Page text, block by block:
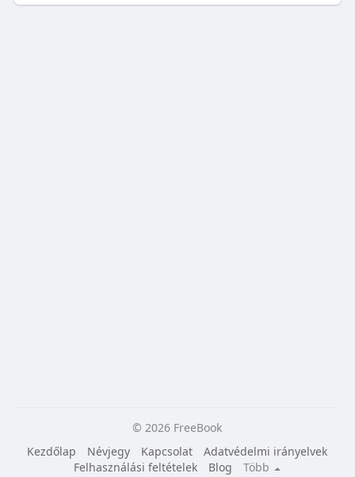
© 2026 FreeBook
Kezdőlap
Névjegy Kapcsolat
Adatvédelmi irányelvek
Felhasználási feltételek
Blog
Több